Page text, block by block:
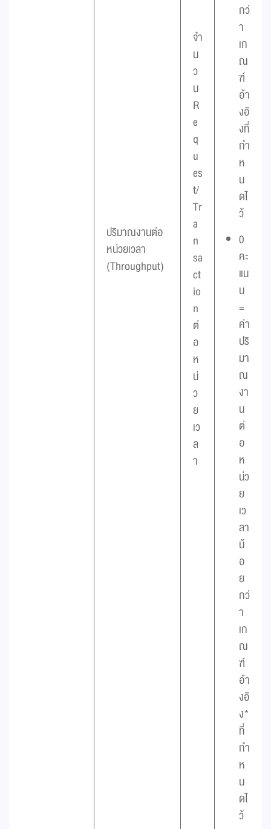
ปริมาณงานต่อ
หน่วยเวลา
(Throughput)
จำ
น
ว
น
R
e
q
u
es
t/
Tr
a
n
sa
ct
io
n
ต่
อ
ห
น่
ว
ย
เว
ล
า
กว่
า
เก
ณ
ฑ์
อ้า
งอิ
งที่
กำ
ห
น
ดไ
ว้
0
คะ
แน
น
=
ค่า
ปริ
มา
ณ
งา
น
ต่
อ
ห
น่ว
ย
เว
ลา
น้
อ
ย
กว่
า
เก
ณ
ฑ์
อ้า
งอิ
ง*
ที่
กำ
ห
น
ดไ
ว้